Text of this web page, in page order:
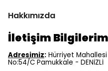
Hakkımızda
İletişim
Adresimiz: Hürriyet
No:54/C Pamukkale - DENİZLİ